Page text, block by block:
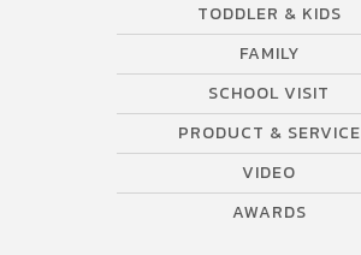
TODDLER & KIDS
FAMILY
SCHOOL VISIT
PRODUCT & SERVICE
VIDEO
AWARDS